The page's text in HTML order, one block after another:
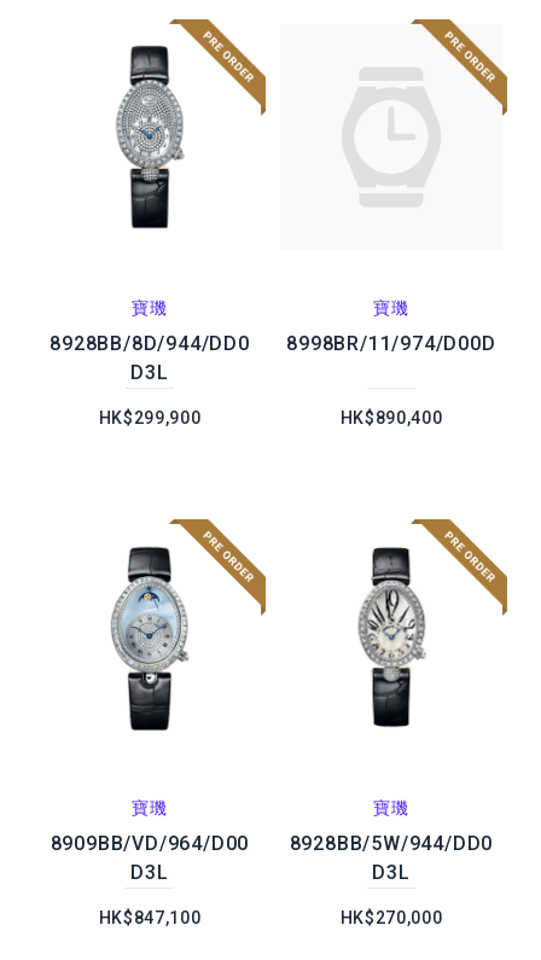
寶璣
8928BB/8D/944/DD0
D3L
HK$299,900
寶璣
8998BR/11/974/D00D
HK$890,400
寶璣
8909BB/VD/964/D00
D3L
HK$847,100
寶璣
8928BB/5W/944/DD0
D3L
HK$270,000